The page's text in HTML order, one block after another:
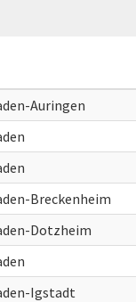
Auringen
Breckenheim
Dotzheim
Igstadt